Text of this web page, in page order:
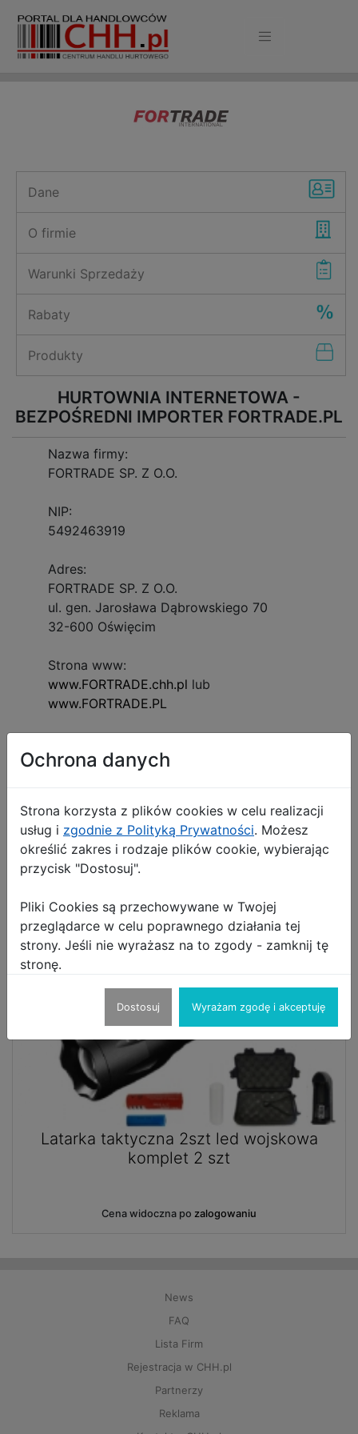
Dane
O firmie
Warunki Sprzedaży
Rabaty
Produkty
HURTOWNIA INTERNETOWA -
BEZPOŚREDNI IMPORTER FORTRADE.PL
Nazwa firmy:
FORTRADE SP. Z O.O.
NIP:
5492463919
Adres:
FORTRADE SP. Z O.O.
ul. gen. Jarosława Dąbrowskiego 70
32-600 Oświęcim
Strona www:
www.FORTRADE.chh.pl lub
www.FORTRADE.PL
735528298
Najchętniej oglądane produkty
sprzedającego
taktyczna 2szt led wojskowa
komplet 2 szt
Cena widoczna pozalogowaniu
News
FAQ
Lista Firm
Rejestracja w CHH.pl
Partnerzy
Reklama
Ochrona danych
Strona korzysta z plików cookies w celu realizacji
usług i zgodnie z Polityką Prywatności. Możesz
określić zakres i rodzaje plików cookie, wybierając
przycisk "Dostosuj".
Pliki Cookies są przechowywane w Twojej
przeglądarce w celu poprawnego działania tej
strony. Jeśli nie wyrażasz na to zgody - zamknij tę
stronę.
Dostosuj Wyrażam zgodę i akceptuję